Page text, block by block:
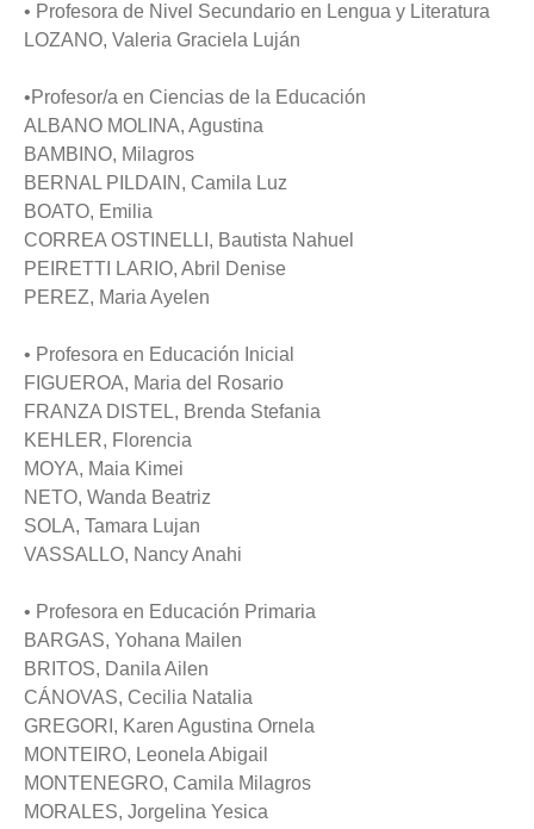
• Profesora de Nivel Secundario en Lengua y Literatura
LOZANO, Valeria Graciela Luján
•Profesor/a en Ciencias de la Educación
ALBANO MOLINA, Agustina
BAMBINO, Milagros
BERNAL PILDAIN, Camila Luz
BOATO, Emilia
CORREA OSTINELLI, Bautista Nahuel
PEIRETTI LARIO, Abril Denise
PEREZ, Maria Ayelen
• Profesora en Educación Inicial
FIGUEROA, Maria del Rosario
FRANZA DISTEL, Brenda Stefania
KEHLER, Florencia
MOYA, Maia Kimei
NETO, Wanda Beatriz
SOLA, Tamara Lujan
VASSALLO, Nancy Anahi
• Profesora en Educación Primaria
BARGAS, Yohana Mailen
BRITOS, Danila Ailen
CÁNOVAS, Cecilia Natalia
GREGORI, Karen Agustina Ornela
MONTEIRO, Leonela Abigail
MONTENEGRO, Camila Milagros
MORALES, Jorgelina Yesica